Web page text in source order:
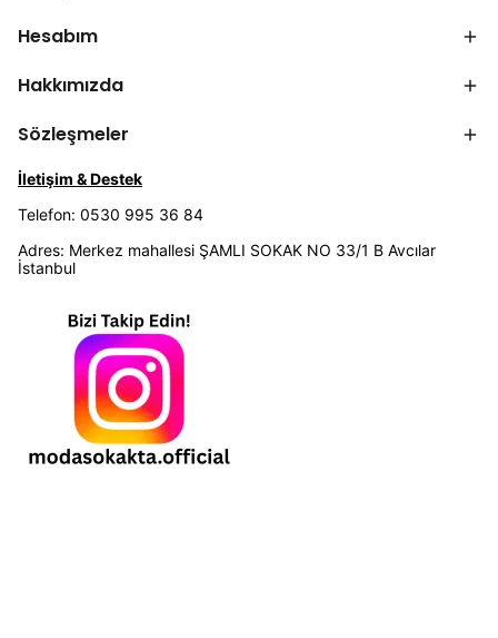
Hesabım
Hakkımızda
Sözleşmeler
İletişim & Destek
Telefon: 0530 995 36 84
Adres: Merkez mahallesi ŞAMLI SOKAK NO 33/1 B Avcılar
İstanbul